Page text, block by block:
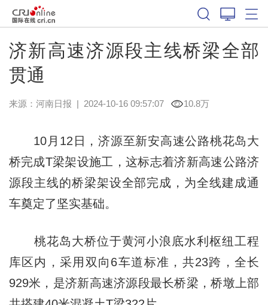
济新高速济源段主线桥梁全部
贯通
来源： 河南日报 | 2024-10-16 09:57:07 10.8万
10月12日，济源至新安高速公路桃花岛大
桥完成T梁架设施工，这标志着济新高速公路济
源段主线的桥梁架设全部完成，为全线建成通
车奠定了坚实基础。
桃花岛大桥位于黄河小浪底水利枢纽工程
库区内，采用双向6车道标准，共23跨，全长
929米，是济新高速济源段最长桥梁，桥墩上部